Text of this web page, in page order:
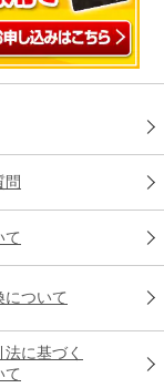
問
て
について
に基づく
て